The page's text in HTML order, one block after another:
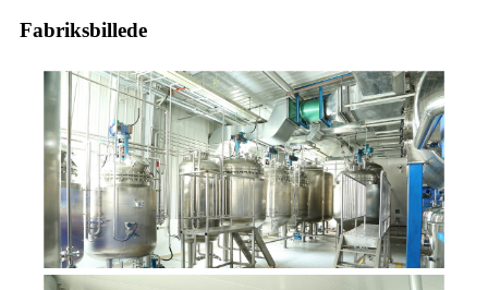
Fabriksbillede